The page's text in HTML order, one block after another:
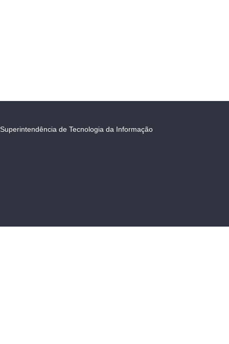
Superintendência de Tecnologia da Informação